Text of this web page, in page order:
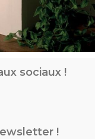
sociaux !
!